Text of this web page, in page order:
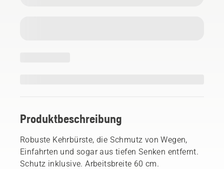
Produktbeschreibung
Robuste Kehrbürste, die Schmutz von Wegen,
Einfahrten und sogar aus tiefen Senken entfernt.
Schutz inklusive. Arbeitsbreite 60 cm.